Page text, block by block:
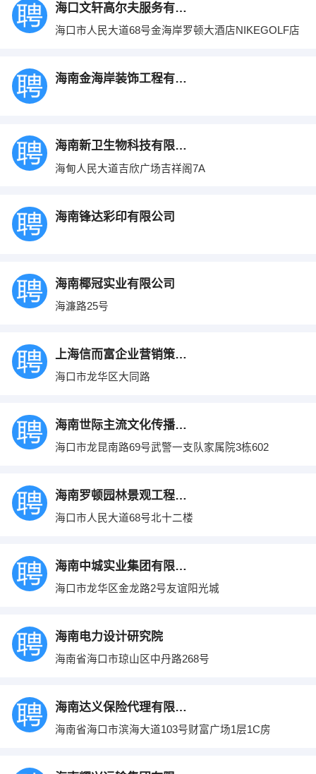
海口文轩高尔夫服务有限公司
海口市人民大道68号金海岸罗顿大酒店NIKEGOLF店
海南金海岸装饰工程有限公司
海南新卫生物科技有限公司
海甸人民大道吉欣广场吉祥阁7A
海南锋达彩印有限公司
海南椰冠实业有限公司
海濂路25号
上海信而富企业营销策划有限公司海口分公司
海口市龙华区大同路
海南世际主流文化传播有限公司
海口市龙昆南路69号武警一支队家属院3栋602
海南罗顿园林景观工程有限公司
海口市人民大道68号北十二楼
海南中城实业集团有限公司
海口市龙华区金龙路2号友谊阳光城
海南电力设计研究院
海南省海口市琼山区中丹路268号
海南达义保险代理有限公司
海南省海口市滨海大道103号财富广场1层1C房